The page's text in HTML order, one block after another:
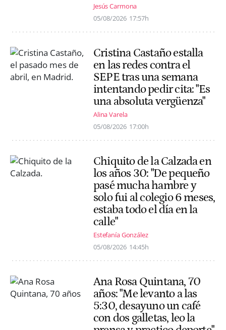
Jesús Carmona
05/08/2026 17:57h
Cristina Castaño estalla
en las redes contra el
SEPE tras una semana
intentando pedir cita: "Es
una absoluta vergüenza"
Alina Varela
05/08/2026 17:00h
Chiquito de la Calzada en
los años 30: "De pequeño
pasé mucha hambre y
solo fui al colegio 6 meses,
estaba todo el día en la
calle"
Estefanía González
05/08/2026 14:45h
Ana Rosa Quintana, 70
años: "Me levanto a las
5:30, desayuno un café
con dos galletas, leo la